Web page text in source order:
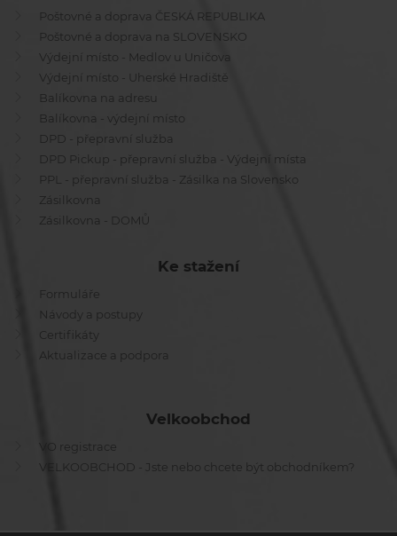
Poštovné a doprava ČESKÁ REPUBLIKA
Poštovné a doprava na SLOVENSKO
Výdejní místo - Medlov u Uničova
Výdejní místo - Uherské Hradiště
Balíkovna na adresu
Balíkovna - výdejní místo
DPD - přepravní služba
DPD Pickup - přepravní služba - Výdejní místa
PPL - přepravní služba - Zásilka na Slovensko
Zásilkovna
Zásilkovna - DOMŮ
Ke stažení
Formuláře
Návody a postupy
Certifikáty
Aktualizace a podpora
Velkoobchod
VO registrace
VELKOOBCHOD - Jste nebo chcete být obchodníkem?